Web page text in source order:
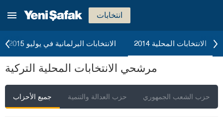
انتخابات
الانتخابات البرلمانية في يوليو 2015 الانتخابات المحلية 2014
مرشحي الانتخابات المحلية التركية
جميع الأحزاب حزب العدالة والتنمية حزب الشعب الجمهوري
قرقلر ايلي
قرشهير
قوجه ايلي
قونيا
مالاطيا